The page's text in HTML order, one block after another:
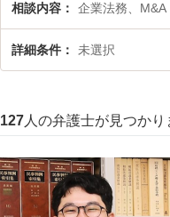
相談内容 企業法務、M&A
詳細条件 未選択
127 人の弁護士が見つかり